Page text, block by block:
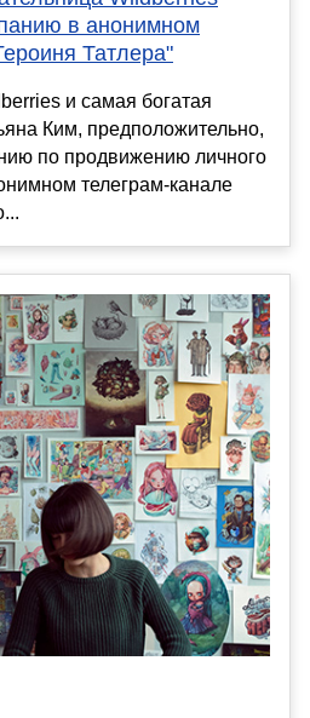
в анонимном
Татлера"
и самая богатая
Ким, предположительно,
по продвижению личного
телеграм-канале